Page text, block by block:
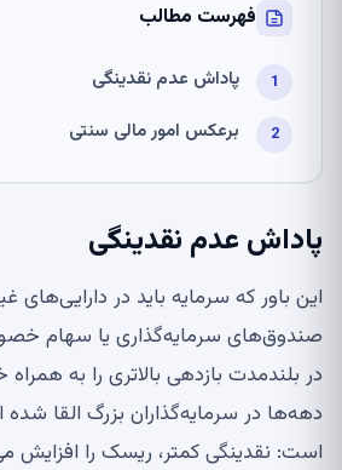
فهرست مطالب
پاداش عدم نقدینگی
برعکس امور مالی سنتی
پاداش عدم نقدینگی
این باور که سرمایه باید در دارایی‌های
صندوق‌های سرمایه‌گذاری یا سهام
در بلندمدت بازدهی بالاتری را به
دهه‌ها در سرمایه‌گذاران بزرگ القا
است: نقدینگی کمتر، ریسک را